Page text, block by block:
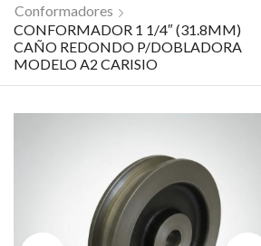
Conformadores
CONFORMADOR 1 1/4″ (31.8MM)
CAÑO REDONDO P/DOBLADORA
MODELO A2 CARISIO